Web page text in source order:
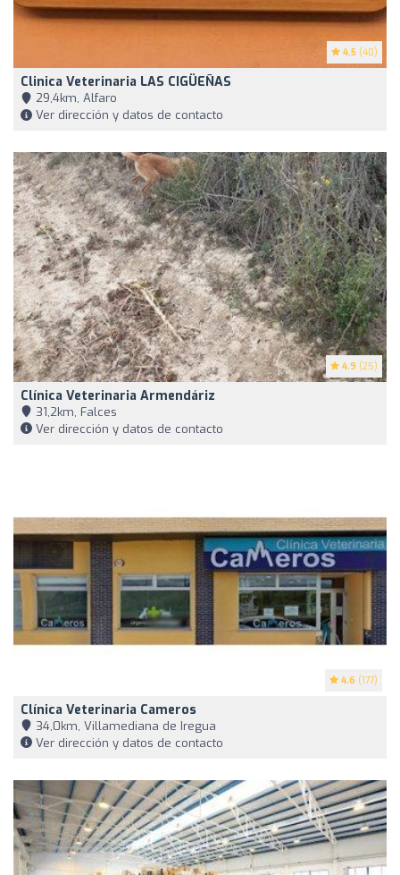
4.5 (40)
Clinica Veterinaria LAS CIGÜEÑAS
29,4km, Alfaro
Ver dirección y datos de contacto
4.9 (25)
Clínica Veterinaria Armendáriz
31,2km, Falces
Ver dirección y datos de contacto
4.6 (177)
Clínica Veterinaria Cameros
34,0km, Villamediana de Iregua
Ver dirección y datos de contacto